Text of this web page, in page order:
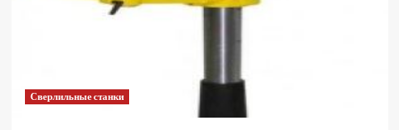
Сверлильные станки